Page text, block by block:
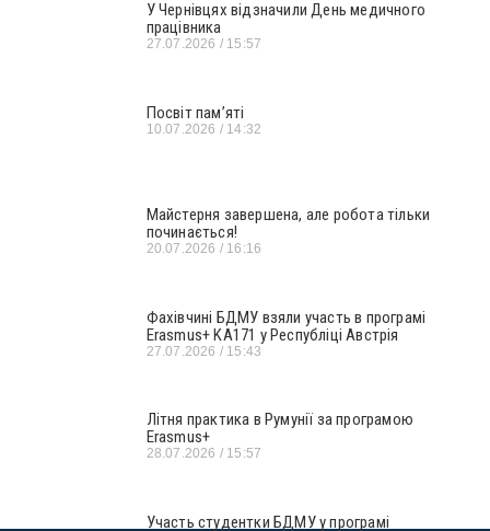
У Чернівцях відзначили День медичного
працівника
27.07.2026 15:57
Посвіт пам’яті
10.07.2026 14:32
Майстерня завершена, але робота тільки
починається!
20.07.2026 16:16
Фахівчині БДМУ взяли участь в програмі
Erasmus+ KA171 у Республіці Австрія
27.07.2026 15:43
Літня практика в Румунії за програмою
Erasmus+
28.07.2026 15:57
Участь студентки БДМУ у програмі